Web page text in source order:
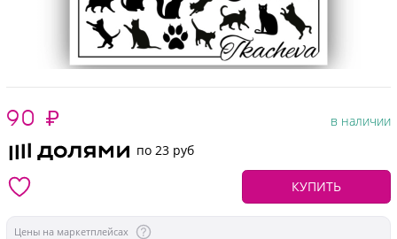
90 ₽
в наличии
по 23 руб
КУПИТЬ
Цены на маркетплейсах